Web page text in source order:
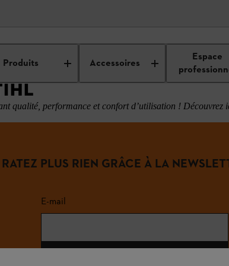
Produits Accessoires
Espace
qualité, performance et confort d’utilisation ! Découvrez
PLUS RIEN GRÂCE À LA
E-mail